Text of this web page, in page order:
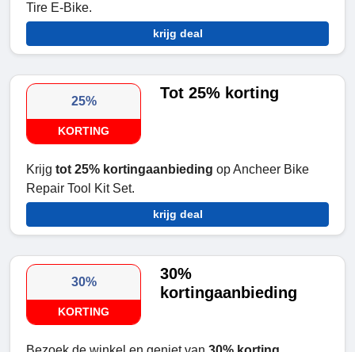
Tire E-Bike.
krijg deal
25%
KORTING
Tot 25% korting
Krijg tot 25% kortingaanbieding op Ancheer Bike
Repair Tool Kit Set.
krijg deal
30%
KORTING
30%
kortingaanbieding